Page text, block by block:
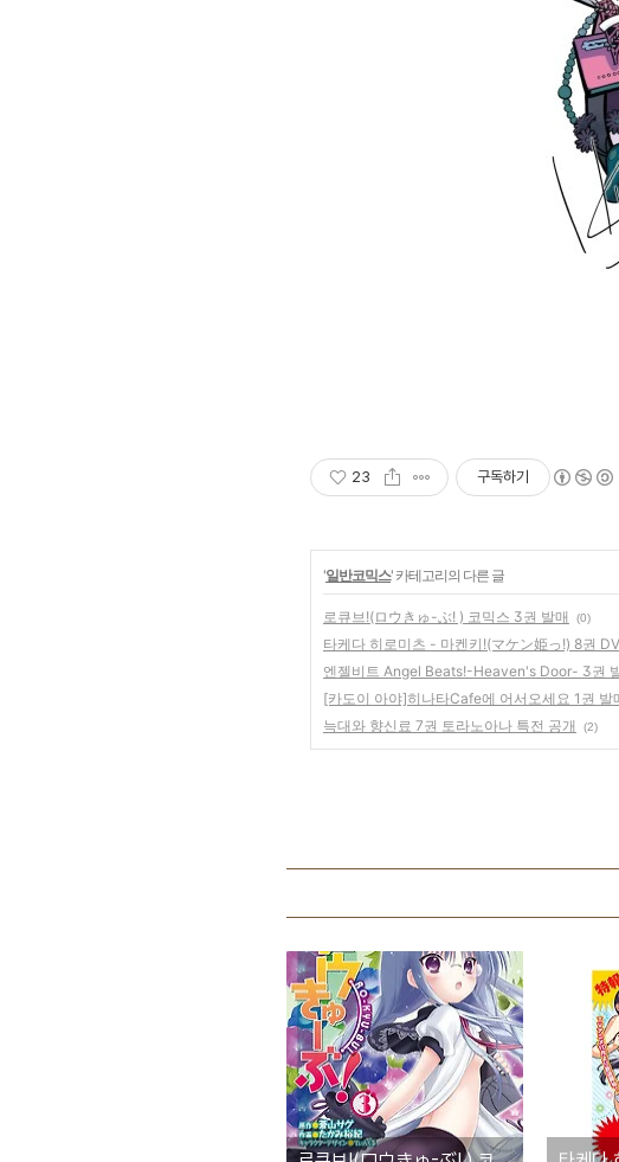
23 구독하기
'일반코믹스' 카테고리의 다른 글
로큐브!(ロウきゅ-ぶ! ) 코믹스 3권 발매 (0)
타케다 히로미츠 - 마켄키!(マケン姫っ!) 8권
엔젤비트 Angel Beats!-Heaven's Door- 3권
[카도이 아야]히나타Cafe에 어서오세요 1권 발
늑대와 향신료 7권 토라노아나 특전 공개 (2)